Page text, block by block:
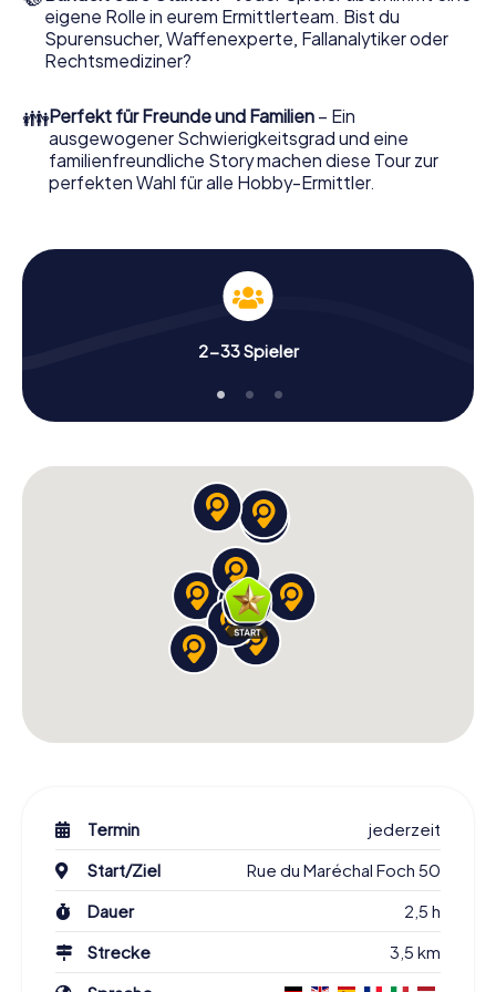
Nun fehlt Ihnen nur noch eine Kleinigkeit, um mit Ihren
Ermittlungen in Louviers zu starten: Ihr Ticketcode! Ordern
Jetzt starten Sie Ihren Online-Browser, geben Ihren Code
ein – und sind startklar!
Worauf warten Sie noch? Louviers zählt auf Sie!
eigene Rolle in eurem Ermittlerteam. Bist du
Spurensucher, Waffenexperte, Fallanalytiker oder
Rechtsmediziner?
👪Perfekt für Freunde und Familien – Ein
ausgewogener Schwierigkeitsgrad und eine
familienfreundliche Story machen diese Tour zur
perfekten Wahl für alle Hobby-Ermittler.
2-33 Spieler
Termin
jederzeit
Start/Ziel
Rue du Maréchal Foch 50
Dauer
2,5 h
Strecke
3,5 km